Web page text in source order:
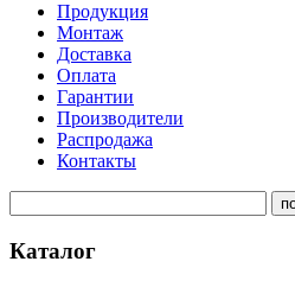
Продукция
Монтаж
Доставка
Оплата
Гарантии
Производители
Распродажа
Контакты
Каталог